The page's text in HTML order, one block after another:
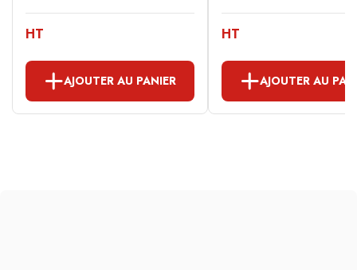
HT
AJOUTER AU PANIER
HT
AJOUTER AU